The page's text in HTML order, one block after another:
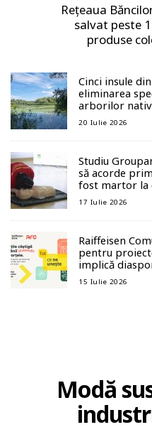
Rețeaua
salvat peste
produse
Cinci insule
eliminarea
arborilor
20 Iulie 2026
Studiu
să acorde
fost martor la
17 Iulie 2026
Raiffeisen
pentru
implică
15 Iulie 2026
Modă